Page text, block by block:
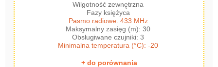
Wilgotność zewnętrzna
Fazy księżyca
Pasmo radiowe: 433 MHz
Maksymalny zasięg (m): 30
Obsługiwane czujniki: 3
Minimalna temperatura (°C): -20
+ do porównania